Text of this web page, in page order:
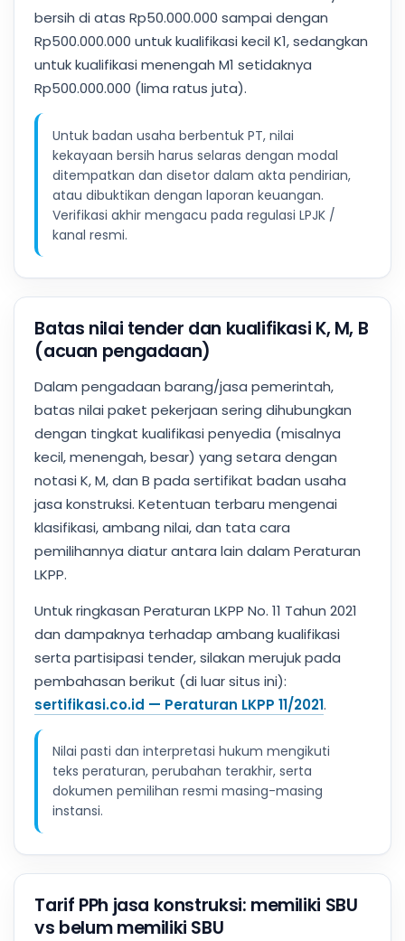
bersih di atas Rp50.000.000 sampai dengan
Rp500.000.000 untuk kualifikasi kecil K1, sedangkan
untuk kualifikasi menengah M1 setidaknya
Rp500.000.000 (lima ratus juta).
Untuk badan usaha berbentuk PT, nilai
kekayaan bersih harus selaras dengan modal
ditempatkan dan disetor dalam akta pendirian,
atau dibuktikan dengan laporan keuangan.
Verifikasi akhir mengacu pada regulasi LPJK /
kanal resmi.
Batas nilai tender dan kualifikasi K, M, B
(acuan pengadaan)
Dalam pengadaan barang/jasa pemerintah,
batas nilai paket pekerjaan sering dihubungkan
dengan tingkat kualifikasi penyedia (misalnya
kecil, menengah, besar) yang setara dengan
notasi K, M, dan B pada sertifikat badan usaha
jasa konstruksi. Ketentuan terbaru mengenai
klasifikasi, ambang nilai, dan tata cara
pemilihannya diatur antara lain dalam Peraturan
LKPP.
Untuk ringkasan Peraturan LKPP No. 11 Tahun 2021
dan dampaknya terhadap ambang kualifikasi
serta partisipasi tender, silakan merujuk pada
pembahasan berikut (di luar situs ini):
sertifikasi.co.id — Peraturan LKPP 11/2021.
Nilai pasti dan interpretasi hukum mengikuti
teks peraturan, perubahan terakhir, serta
dokumen pemilihan resmi masing-masing
instansi.
Tarif PPh jasa konstruksi: memiliki SBU
vs belum memiliki SBU